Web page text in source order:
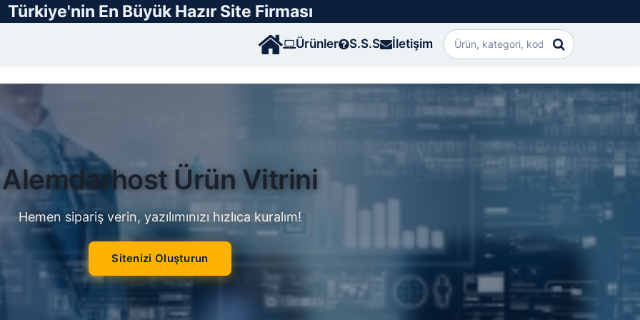
Türkiye'nin En Büyük Hazır Site Firması
Ürünler S.S.S İletişim
Hazır Web Sitesi Paketleri
Kurumsal, e-ticaret ve blog siteleri hazır!
Sitenizi Oluşturun